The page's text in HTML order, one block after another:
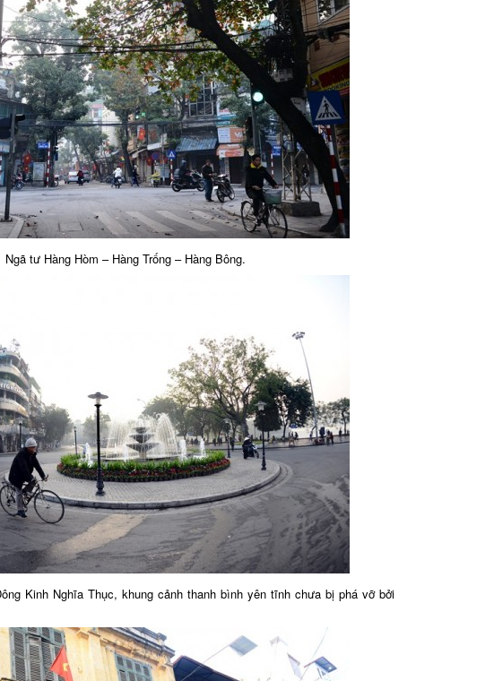
Ngã tư Hàng Hòm – Hàng Trống – Hàng Bông.
Kinh Nghĩa Thục, khung cảnh thanh bình yên tĩnh chưa bị phá vỡ bởi